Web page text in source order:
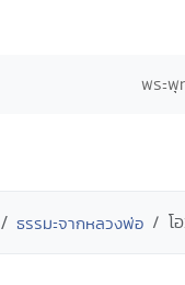
พระพุ
ธรรมะจากหลวงพ่อ โ